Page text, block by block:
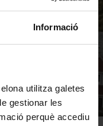
Informació
utilitza galetes
gestionar les
perquè accediu
2027